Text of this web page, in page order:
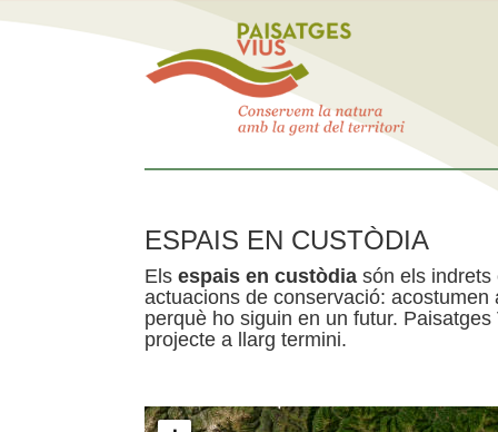
ESPAIS EN CUSTÒDIA
Els espais en custòdia són els indrets
actuacions de conservació:
perquè ho siguin en un futur.
projecte a llarg termini.